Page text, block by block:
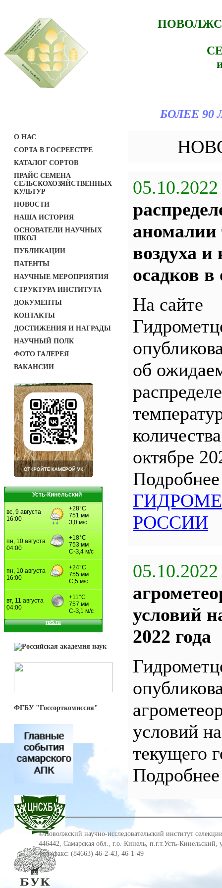
БОЛЕЕ
О НАС
СОРТА В ГОСРЕЕСТРЕ
КАТАЛОГ СОРТОВ
ПРАЙС СЕМЕНА
СЕЛЬСКОХОЗЯЙСТВЕННЫХ
КУЛЬТУР
НОВОСТИ
НАША ИСТОРИЯ
ОСНОВАТЕЛИ НАУЧНЫХ
ШКОЛ
ПУБЛИКАЦИИ
ПАТЕНТЫ
НАУЧНЫЕ МЕРОПРИЯТИЯ
СТРУКТУРА ИНСТИТУТА
ДОКУМЕНТЫ
КОНТАКТЫ
ДОСТИЖЕНИЯ И НАГРАДЫ
НАУЧНЫЙ ПОЛК
ФОТО ГАЛЕРЕЯ
ВАКАНСИИ
Усть-Кинельский
ФГБУ "Госсорткомиссия"
05.10.2022
аномалии
воздуха и
осадков в
На сайте
об
октябре
РОССИИ
05.10.2022
условий
2022 года
условий
текущего
©Поволжский научно-исследовательский институт
446442, Самарская обл., г.о. Кинель, п.г.т.Усть-Кинельский,
Тел./факс: (84663) 46-2-43, 46-1-49